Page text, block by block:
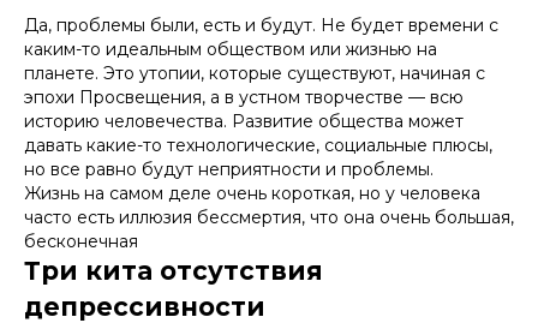
Да, проблемы были, есть и будут. Не будет времени с
каким-то идеальным обществом или жизнью на
планете. Это утопии, которые существуют, начиная с
эпохи Просвещения, а в устном творчестве — всю
историю человечества. Развитие общества может
давать какие-то технологические, социальные плюсы,
но все равно будут неприятности и проблемы.
Жизнь на самом деле очень короткая, но у человека
часто есть иллюзия бессмертия, что она очень большая,
бесконечная
Три кита отсутствия
депрессивности